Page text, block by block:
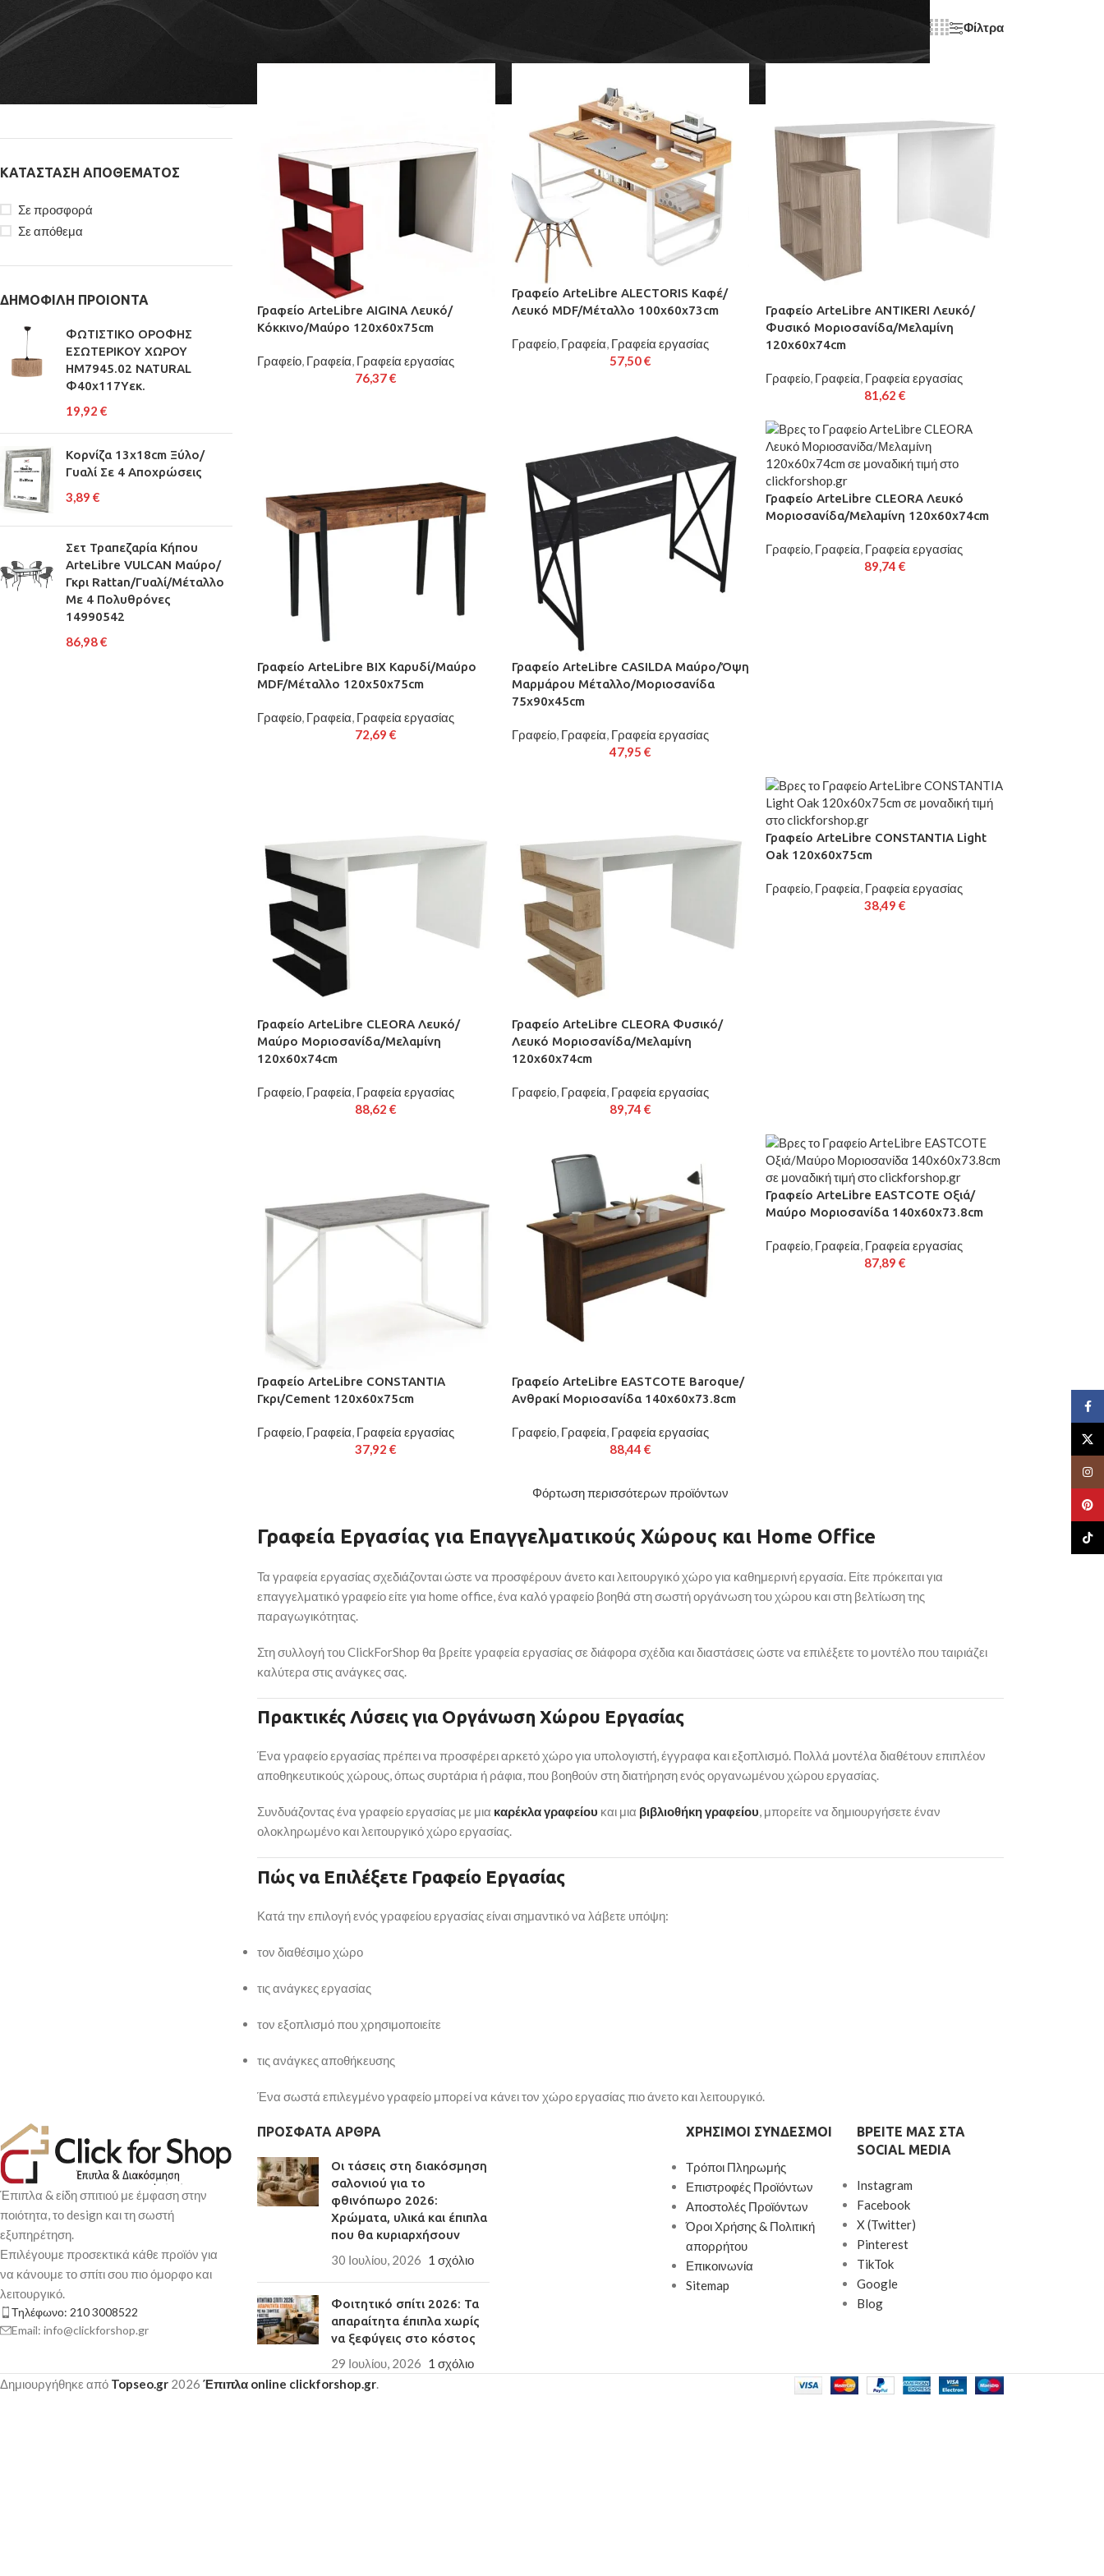
ΦΊΛΤΡΟ ΜΕ ΒΆΣΗ BRAND
ArteLibre
ΚΑΤΆΣΤΑΣΗ ΑΠΟΘΈΜΑΤΟΣ
Σε προσφορά
Σε απόθεμα
ΔΗΜΟΦΙΛΗ ΠΡΟΙΟΝΤΑ
ΦΩΤΙΣΤΙΚΟ ΟΡΟΦΗΣ
ΕΣΩΤΕΡΙΚΟΥ ΧΩΡΟΥ
HM7945.02 NATURAL
Φ40x117Yεκ.
19,92 €
Κορνίζα 13x18cm Ξύλο/
Γυαλί Σε 4 Αποχρώσεις
3,89 €
Σετ Τραπεζαρία Κήπου
ArteLibre VULCAN Μαύρο/
Γκρι Rattan/Γυαλί/Μέταλλο
Με 4 Πολυθρόνες
14990542
86,98€
Αρχική σελίδα Φίλτρα
Γραφείο ArteLibre AIGINA Λευκό/
Κόκκινο/Μαύρο 120x60x75cm
Γραφείο, Γραφεία, Γραφεία εργασίας
76,37€
Γραφείο ArteLibre ALECTORIS Καφέ/
Λευκό MDF/Μέταλλο 100x60x73cm
Γραφείο, Γραφεία, Γραφεία εργασίας
57,50€
Γραφείο ArteLibre ANTIKERI Λευκό/
Φυσικό Μοριοσανίδα/Μελαμίνη
120x60x74cm
Γραφείο, Γραφεία, Γραφεία εργασίας
81,62 €
Γραφείο ArteLibre BIX Καρυδί/Μαύρο
MDF/Μέταλλο 120x50x75cm
Γραφείο, Γραφεία, Γραφεία εργασίας
72,69€
Γραφείο ArteLibre CASILDA Μαύρο/Όψη
Μαρμάρου Μέταλλο/Μοριοσανίδα
75x90x45cm
Γραφείο, Γραφεία, Γραφεία εργασίας
47,95 €
Γραφείο ArteLibre CLEORA Λευκό
Μοριοσανίδα/Μελαμίνη 120x60x74cm
Γραφείο, Γραφεία, Γραφεία εργασίας
89,74 €
Γραφείο ArteLibre CLEORA Λευκό/
Μαύρο Μοριοσανίδα/Μελαμίνη
120x60x74cm
Γραφείο, Γραφεία, Γραφεία εργασίας
88,62€
Γραφείο ArteLibre CLEORA Φυσικό/
Λευκό Μοριοσανίδα/Μελαμίνη
120x60x74cm
Γραφείο, Γραφεία, Γραφεία εργασίας
89,74 €
Γραφείο ArteLibre CONSTANTIA Light
Oak 120x60x75cm
Γραφείο, Γραφεία, Γραφεία εργασίας
38,49 €
Γραφείο ArteLibre CONSTANTIA
Γκρι/Cement 120x60x75cm
Γραφείο, Γραφεία Γραφεία εργασίας
37,92€
Γραφείο ArteLibre EASTCOTE Baroque/
Ανθρακί Μοριοσανίδα 140x60x73.8cm
Γραφείο, Γραφεία Γραφεία εργασίας
88,44 €
Γραφείο ArteLibre EASTCOTE Οξιά/
Μαύρο Μοριοσανίδα 140x60x73.8cm
Γραφείο, Γραφεία, Γραφεία εργασίας
87,89 €
Φόρτωση περισσότερων προϊόντων
Γραφεία Εργασίας για Επαγγελματικούς Χώρους και Home Office
Τα γραφεία εργασίαςσχεδιάζονταιώστε να προσφέρουν άνετο και λειτουργικόχώρογια καθημερινήεργασία. Είτε πρόκειταιγια
επαγγελματικόγραφείοείτε για homeoffice, ένα καλόγραφείο βοηθά στησωστήοργάνωσητουχώρου καιστη βελτίωσητης
παραγωγικότητας.
ΣτησυλλογήτουClickForShop θα βρείτε γραφεία εργασίαςσε διάφορα σχέδια καιδιαστάσειςώστε να επιλέξετε το μοντέλοπουταιριάζει
καλύτερα στιςανάγκεςσας.
Πρακτικές Λύσεις για Οργάνωση Χώρου Εργασίας
Ένα γραφείοεργασίαςπρέπεινα προσφέρειαρκετόχώρογια υπολογιστή,έγγραφα καιεξοπλισμό. Πολλά μοντέλα διαθέτουν επιπλέον
αποθηκευτικούςχώρους,όπωςσυρτάρια ή ράφια,που βοηθούν στηδιατήρησηενόςοργανωμένουχώρουεργασίας.
Συνδυάζονταςένα γραφείοεργασίας με μια καρέκλαγραφείου και μια βιβλιοθήκηγραφείου, μπορείτε να δημιουργήσετε έναν
ολοκληρωμένο καιλειτουργικόχώροεργασίας.
Πώς να Επιλέξετε Γραφείο Εργασίας
Κατά την επιλογήενόςγραφείουεργασίαςείναισημαντικόνα λάβετε υπόψη:
τον διαθέσιμοχώρο
τιςανάγκεςεργασίας
τον εξοπλισμόπουχρησιμοποιείτε
τιςανάγκεςαποθήκευσης
Ένα σωστά επιλεγμένογραφείο μπορείνα κάνειτον χώροεργασίαςπιοάνετο και λειτουργικό.
Έπιπλα & είδη σπιτιού με έμφαση στην
ποιότητα, το design και τη σωστή
εξυπηρέτηση.
Επιλέγουμε προσεκτικά κάθε προϊόν για
να κάνουμε το σπίτι σου πιο όμορφο και
λειτουργικό.
Τηλέφωνο: 210 3008522
Email: info@clickforshop.gr
ΠΡΌΣΦΑΤΑ ΆΡΘΡΑ
Οι τάσεις στη διακόσμηση
σαλονιού για το
φθινόπωρο 2026:
Χρώματα, υλικά και έπιπλα
που θα κυριαρχήσουν
30 Ιουλίου, 2026 1 σχόλιο
Φοιτητικό σπίτι 2026: Τα
απαραίτητα έπιπλα χωρίς
να ξεφύγεις στο κόστος
29 Ιουλίου, 2026 1 σχόλιο
ΧΡΉΣΙΜΟΙ ΣΎΝΔΕΣΜΟΙ
Τρόποι Πληρωμής
Επιστροφές Προϊόντων
Αποστολές Προϊόντων
Όροι Χρήσης & Πολιτική
απορρήτου
Επικοινωνία
Sitemap
ΒΡΕΊΤΕ ΜΑΣ ΣΤΑ
SOCIAL MEDIA
Instagram
Facebook
X (Twitter)
Pinterest
TikTok
Google
Blog
Δημιουργήθηκε από Topseo.gr 2026 Έπιπλα online clickforshop.gr